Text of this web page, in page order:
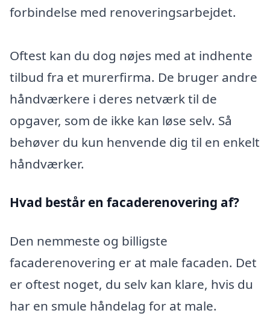
forbindelse med renoveringsarbejdet.
Oftest kan du dog nøjes med at indhente
tilbud fra et murerfirma. De bruger andre
håndværkere i deres netværk til de
opgaver, som de ikke kan løse selv. Så
behøver du kun henvende dig til en enkelt
håndværker.
Hvad består en facaderenovering af?
Den nemmeste og billigste
facaderenovering er at male facaden. Det
er oftest noget, du selv kan klare, hvis du
har en smule håndelag for at male.